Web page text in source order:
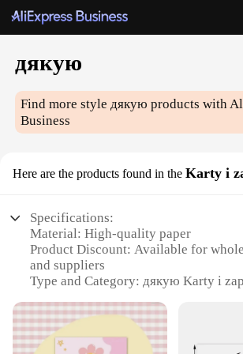
дякую
Find more styleдякую products with
Business
Here are the products found in the Karty i
Specifications:
Material: High-quality paper
Product Discount: Available for
and suppliers
Type and Category: дякую Karty i
Design and Style: Elegant and
various occasions
Usage and Purpose: Perfect for